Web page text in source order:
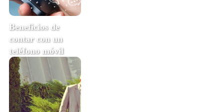
Beneficios de
contar con un
teléfono móvil